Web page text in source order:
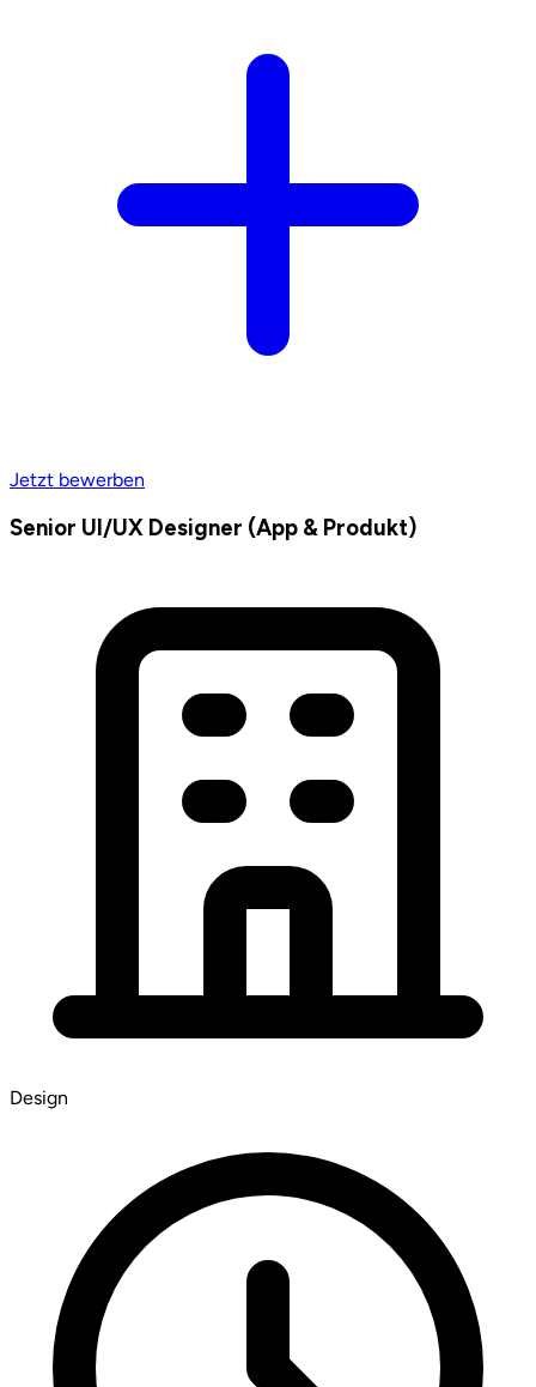
Jetzt bewerben
Senior UI/UX Designer (App & Produkt)
Design